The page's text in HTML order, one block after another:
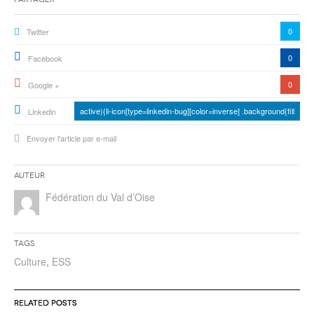
Twitter 0
Facebook 0
Google + 0
Linkedin active){li-icon[type=linkedin-bug][color=inverse] .background{fill
Envoyer l'article par e-mail
Auteur
Fédération du Val d’Oise
Tags
Culture, ESS
RELATED POSTS